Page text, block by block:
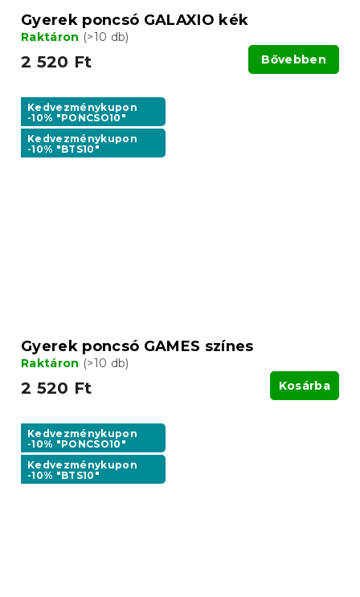
Gyerek poncsó GALAXIO kék
Raktáron (>10 db)
2 520 Ft Bővebben
Kedvezménykupon
-10% "PONCSO10"
Kedvezménykupon
-10% "BTS10"
Gyerek poncsó GAMES színes
Raktáron (>10 db)
2 520 Ft Kosárba
Kedvezménykupon
-10% "PONCSO10"
Kedvezménykupon
-10% "BTS10"